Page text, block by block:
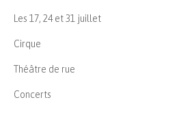
Les 17, 24 et 31 juillet
Cirque
Théâtre de rue
Concerts